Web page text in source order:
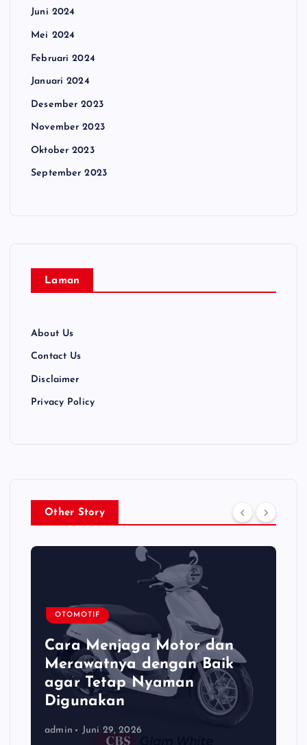
Juni 2024
Mei 2024
Februari 2024
Januari 2024
Desember 2023
November 2023
Oktober 2023
September 2023
Laman
About Us
Contact Us
Disclaimer
Privacy Policy
Other Story
OTOMOTIF
Cara Menjaga Motor dan
Merawatnya dengan Baik
agar Tetap Nyaman
Digunakan
admin Juni 29, 2026